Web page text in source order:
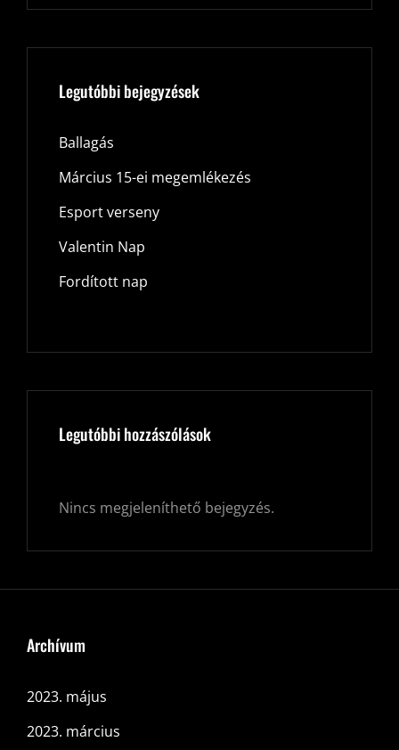
Legutóbbi bejegyzések
Ballagás
Március 15-ei megemlékezés
Esport verseny
Valentin Nap
Fordított nap
Legutóbbi hozzászólások
Nincs megjeleníthető bejegyzés.
Archívum
2023. május
2023. március